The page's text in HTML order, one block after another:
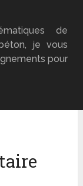
de
je vous
pour